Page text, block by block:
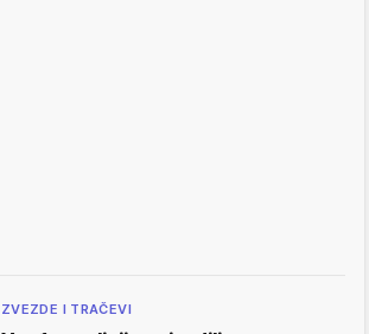
ZVEZDE I TRAČEVI